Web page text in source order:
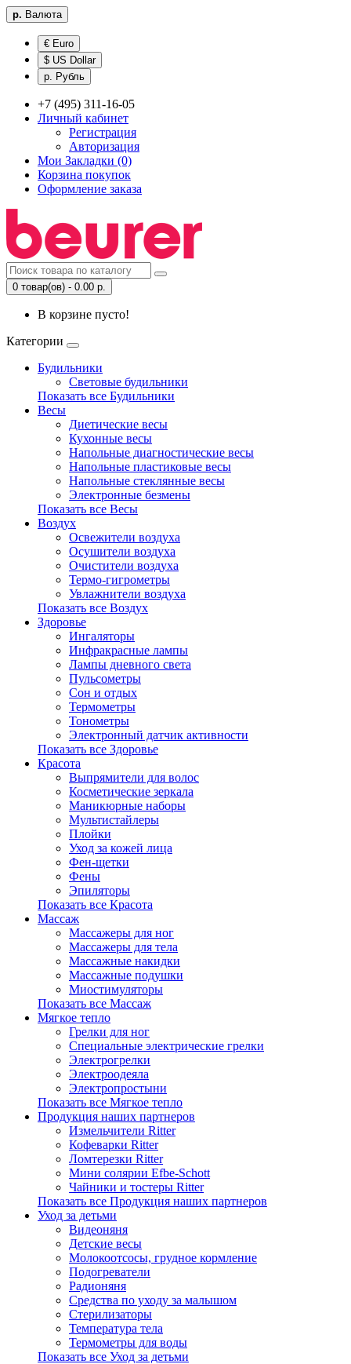
р. Валюта
€ Euro
$ US Dollar
р. Рубль
+7 (495) 311-16-05
Личный кабинет
Регистрация
Авторизация
Мои Закладки (0)
Корзина покупок
Оформление заказа
0 товар(ов) - 0.00 р.
В корзине пусто!
Категории
Будильники
Световые будильники
Показать все Будильники
Весы
Диетические весы
Кухонные весы
Напольные диагностические весы
Напольные пластиковые весы
Напольные стеклянные весы
Электронные безмены
Показать все Весы
Воздух
Освежители воздуха
Осушители воздуха
Очистители воздуха
Термо-гигрометры
Увлажнители воздуха
Показать все Воздух
Здоровье
Ингаляторы
Инфракрасные лампы
Лампы дневного света
Пульсометры
Сон и отдых
Термометры
Тонометры
Электронный датчик активности
Показать все Здоровье
Красота
Выпрямители для волос
Косметические зеркала
Маникюрные наборы
Мультистайлеры
Плойки
Уход за кожей лица
Фен-щетки
Фены
Эпиляторы
Показать все Красота
Массаж
Массажеры для ног
Массажеры для тела
Массажные накидки
Массажные подушки
Миостимуляторы
Показать все Массаж
Мягкое тепло
Грелки для ног
Специальные электрические грелки
Электрогрелки
Электроодеяла
Электропростыни
Показать все Мягкое тепло
Продукция наших партнеров
Измельчители Ritter
Кофеварки Ritter
Ломтерезки Ritter
Мини солярии Efbe-Schott
Чайники и тостеры Ritter
Показать все Продукция наших партнеров
Уход за детьми
Видеоняня
Детские весы
Молокоотсосы, грудное кормление
Подогреватели
Радионяня
Средства по уходу за малышом
Стерилизаторы
Температура тела
Термометры для воды
Показать все Уход за детьми